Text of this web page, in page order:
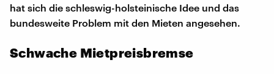
hat sich die schleswig-holsteinische Idee und das
bundesweite Problem mit den Mieten angesehen.
Schwache Mietpreisbremse